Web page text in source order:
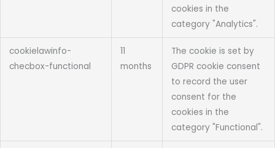
cookies in the
category "Analytics".
cookielawinfo-
checbox-functional
11
months
The cookie is set by
GDPR cookie consent
to record the user
consent for the
cookies in the
category "Functional".